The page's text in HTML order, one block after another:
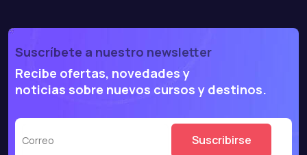
Suscríbete a nuestro newsletter
Recibe ofertas, novedades y
noticias sobre nuevos cursos y destinos.